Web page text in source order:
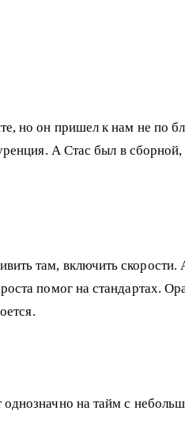
но он пришел к нам не по
А Стас был в сборной,
там, включить скорости.
помог на стандартах.
на тайм с